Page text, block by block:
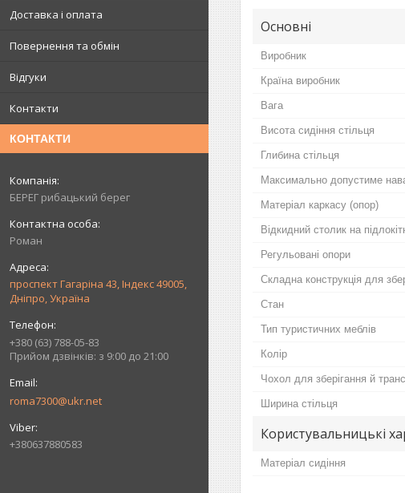
Доставка і оплата
Повернення та обмін
Відгуки
Контакти
КОНТАКТИ
БЕРЕГ рибацький берег
Роман
проспект Гагаріна 43, Індекс 49005,
Дніпро, Україна
+380 (63) 788-05-83
Прийом дзвінків: з 9:00 до 21:00
roma7300@ukr.net
+380637880583
Основні
Виробник
Країна виробник
Вага
Висота сидіння стільця
Глибина стільця
Максимально допустиме
Матеріал каркасу (опор)
Відкидний столик на
Регульовані опори
Складна конструкція для
Стан
Тип туристичних меблів
Колір
Чохол для зберігання й
Ширина стільця
Користувальницькі
Матеріал сидіння